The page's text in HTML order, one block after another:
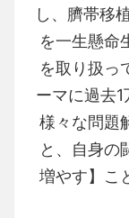
し、臍帯移
を一生懸命
を取り扱っ
ーマに過去1
様々な問題
と、自身の
増やす】こ